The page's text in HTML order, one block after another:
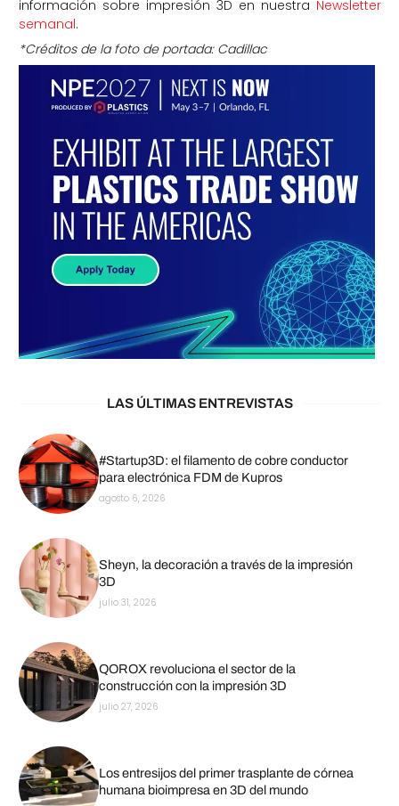
información sobre impresión 3D en nuestra Newsletter
semanal.
*Créditos de la foto de portada: Cadillac
LAS ÚLTIMAS ENTREVISTAS
#Startup3D: el filamento de cobre conductor
para electrónica FDM de Kupros
agosto 6, 2026
Sheyn, la decoración a través de la impresión
3D
julio 31, 2026
QOROX revoluciona el sector de la
construcción con la impresión 3D
julio 27, 2026
Los entresijos del primer trasplante de córnea
humana bioimpresa en 3D del mundo